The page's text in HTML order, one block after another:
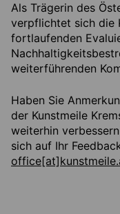
Als Trägerin des
verpflichtet sich die
fortlaufenden
weiterführenden
Haben Sie
der Kunstmeile
weiterhin
sich auf Ihr